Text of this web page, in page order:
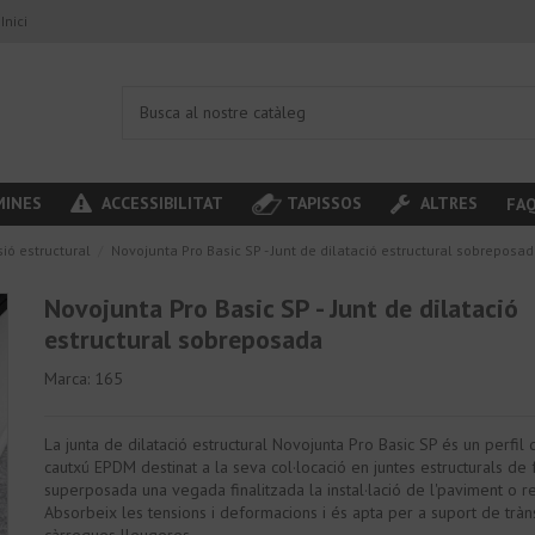
Inici
ACCESSIBILITAT TAPISSOS ALTRES
estructural Novojunta Pro Basic SP - Junt de dilatació estructural
Novojunta Pro Basic SP - Junt de dilatació
estructural sobreposada
Marca: 165
La junta de dilatació estructural Novojunta Pro Basic SP és un perfil
cautxú EPDM destinat a la seva col·locació en juntes estructurals de
superposada una vegada finalitzada la instal·lació de l'paviment o
Absorbeix les tensions i deformacions i és apta per a suport de